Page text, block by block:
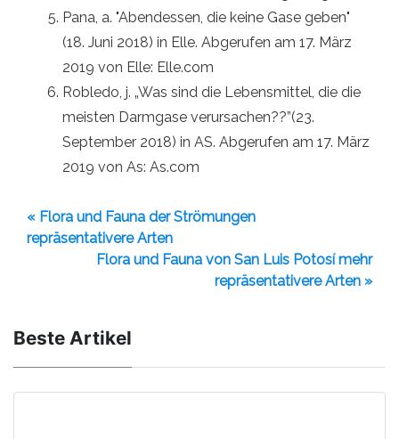
Pana, a. "Abendessen, die keine Gase geben"
(18. Juni 2018) in Elle. Abgerufen am 17. März
2019 von Elle: Elle.com
Robledo, j. „Was sind die Lebensmittel, die die
meisten Darmgase verursachen??”(23.
September 2018) in AS. Abgerufen am 17. März
2019 von As: As.com
« Flora und Fauna der Strömungen
repräsentativere Arten
Flora und Fauna von San Luis Potosí mehr
repräsentativere Arten »
Beste Artikel